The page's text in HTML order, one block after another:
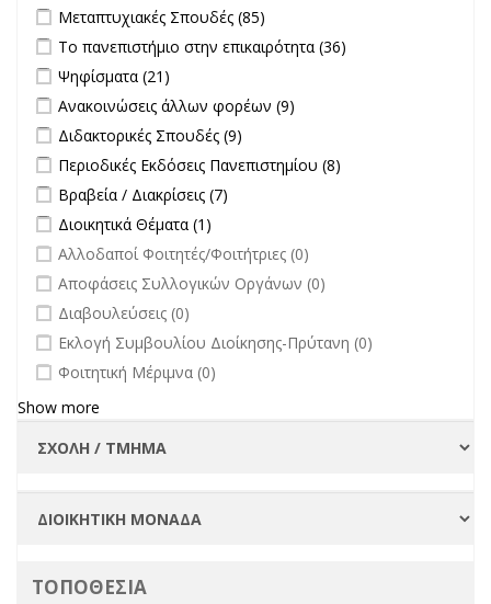
Apply Μεταπτυχιακές Σπουδές filter
Μεταπτυχιακές Σπουδές (85)
Apply Το πανεπιστήμιο στην επικαιρότητα filter
Το πανεπιστήμιο στην επικαιρότητα (36)
Apply Ψηφίσματα filter
Ψηφίσματα (21)
Apply Ανακοινώσεις άλλων φορέων filter
Ανακοινώσεις άλλων φορέων (9)
Apply Διδακτορικές Σπουδές filter
Διδακτορικές Σπουδές (9)
Apply Περιοδικές Εκδόσεις Πανεπιστημίου filter
Περιοδικές Εκδόσεις Πανεπιστημίου (8)
Apply Βραβεία / Διακρίσεις filter
Βραβεία / Διακρίσεις (7)
Apply Διοικητικά Θέματα filter
Διοικητικά Θέματα (1)
undefined
Αλλοδαποί Φοιτητές/Φοιτήτριες (0)
undefined
Αποφάσεις Συλλογικών Οργάνων (0)
undefined
Διαβουλεύσεις (0)
undefined
Εκλογή Συμβουλίου Διοίκησης-Πρύτανη (0)
undefined
Φοιτητική Μέριμνα (0)
Show more
ΤΟΠΟΘΕΣΙΑ